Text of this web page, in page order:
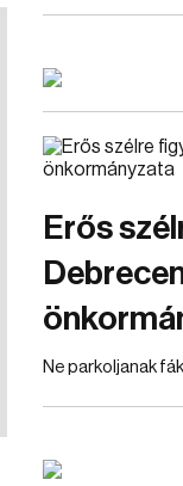
Erős
Ne parkoljanak